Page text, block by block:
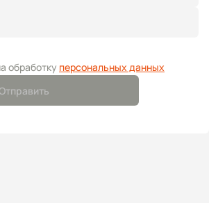
обработку персональных данных